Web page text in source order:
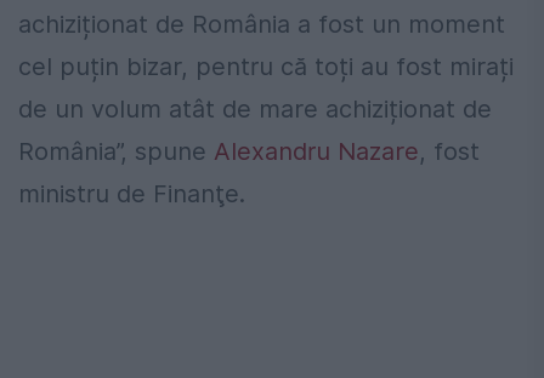
achiziționat de România a fost un moment
cel puțin bizar, pentru că toți au fost mirați
de un volum atât de mare achiziționat de
România”, spune Alexandru Nazare, fost
ministru de Finanţe.